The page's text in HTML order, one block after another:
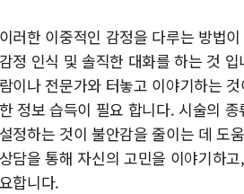
러한 이중적인 감정을 다루는 방법
정 인식 및 솔직한 대화를 하는 것
이나 전문가와 터놓고 이야기하는
정보 습득이 필요 합니다. 시술의
정하는 것이 불안감을 줄이는 데 도
담을 통해 자신의 고민을 이야기하
합니다.